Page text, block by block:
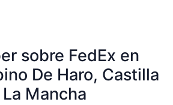
sobre FedEx en
De Haro, Castilla
Mancha